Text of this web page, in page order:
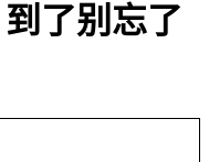
了别忘了